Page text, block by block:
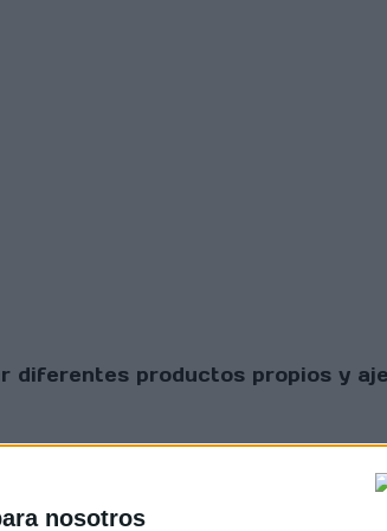
nosotros
diferentes productos propios y